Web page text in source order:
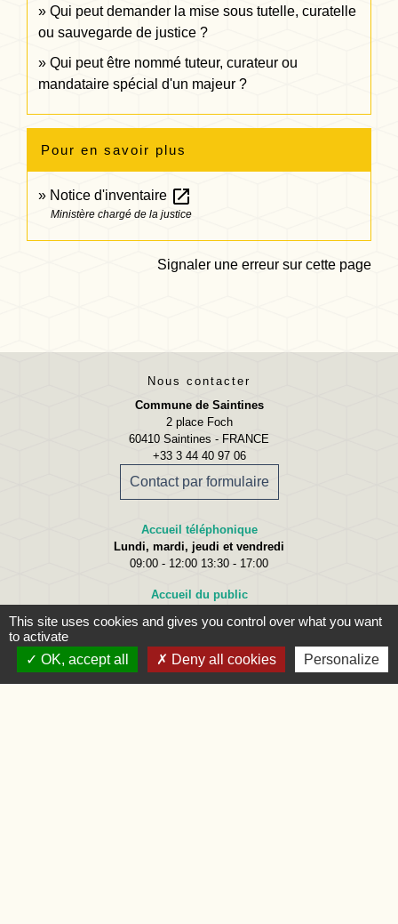
Qui peut demander la mise sous tutelle, curatelle
ou sauvegarde de justice ?
Qui peut être nommé tuteur, curateur ou
mandataire spécial d'un majeur ?
Pour en savoir plus
Notice d'inventaire open_in_new
Ministère chargé de la justice
Signaler une erreur sur cette page
Nous contacter
Commune de Saintines
2 place Foch
60410 Saintines - FRANCE
+33 3 44 40 97 06
Contact par formulaire
Accueil téléphonique
Lundi, mardi, jeudi et vendredi
09:00 - 12:00 13:30 - 17:00
Accueil du public
Mardi 09:00 - 12:00 et 15:00 - 18:00
Jeudi
09:00 - 12:00 et 15:00 - 18:00
Vendredi09:00 - 12:00
This site uses cookies and gives you control over what you want
to activate
OK, accept all
Deny all cookies Personalize